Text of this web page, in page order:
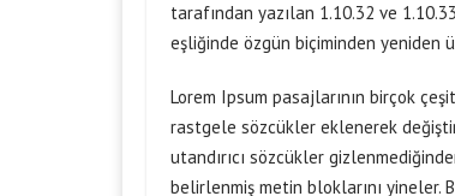
tarafından yazılan 1.10.32 ve
eşliğinde özgün biçiminden yeniden
Lorem Ipsum pasajlarının birçok
rastgele sözcükler eklenerek
utandırıcı sözcükler
belirlenmiş metin bloklarını yineler.